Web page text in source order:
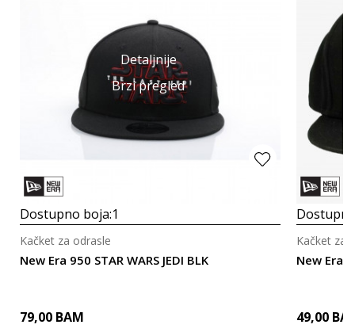
Detaljnije
Brzi pregled
Dostupno boja:1
New Era 950 STAR WARS JEDI BLK
Kačket za odrasle
79,00 BAM
New Era
Kačket za
49,00